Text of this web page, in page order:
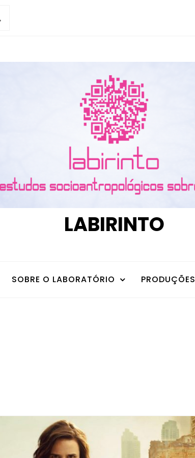
LABIRINTO
SOBRE O LABORATÓRIO PRODUÇÕES